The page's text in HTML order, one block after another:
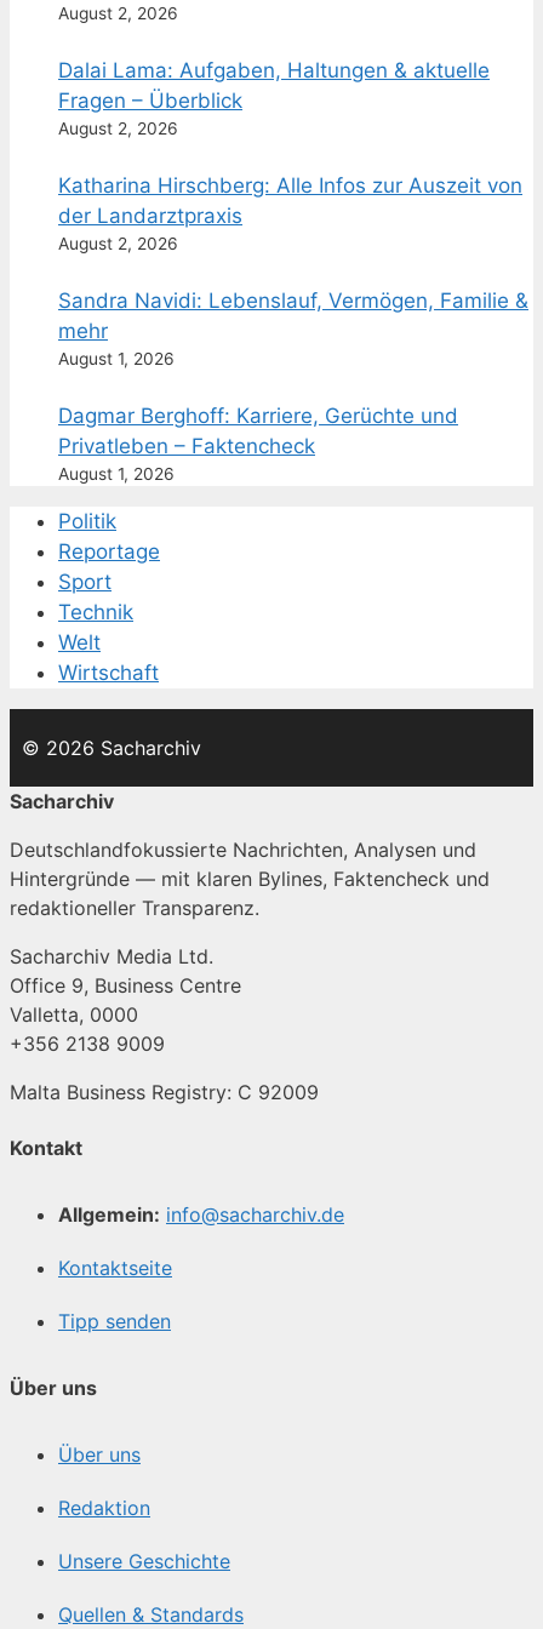
August 2, 2026
Dalai Lama: Aufgaben, Haltungen & aktuelle
Fragen – Überblick
August 2, 2026
Katharina Hirschberg: Alle Infos zur Auszeit von
der Landarztpraxis
August 2, 2026
Sandra Navidi: Lebenslauf, Vermögen, Familie &
mehr
August 1, 2026
Dagmar Berghoff: Karriere, Gerüchte und
Privatleben – Faktencheck
August 1, 2026
Politik
Reportage
Sport
Technik
Welt
Wirtschaft
© 2026 Sacharchiv
Sacharchiv
Deutschlandfokussierte Nachrichten, Analysen und
Hintergründe — mit klaren Bylines, Faktencheck und
redaktioneller Transparenz.
Sacharchiv Media Ltd.
Office 9, Business Centre
Valletta, 0000
+356 2138 9009
Malta Business Registry: C 92009
Kontakt
Allgemein: info@sacharchiv.de
Kontaktseite
Tipp senden
Über uns
Über uns
Redaktion
Unsere Geschichte
Quellen & Standards